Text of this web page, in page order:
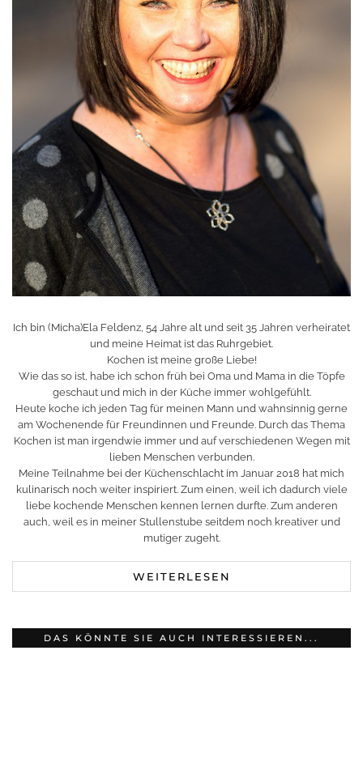
Ich bin (Micha)Ela Feldenz, 54 Jahre alt und seit 35 Jahren verheiratet
und meine Heimat ist das Ruhrgebiet.
Kochen ist meine große Liebe!
Wie das so ist, habe ich schon früh bei Oma und Mama in die Töpfe
geschaut und mich in der Küche immer wohlgefühlt.
Heute koche ich jeden Tag für meinen Mann und wahnsinnig gerne
am Wochenende für Freundinnen und Freunde. Durch das Thema
Kochen ist man irgendwie immer und auf verschiedenen Wegen mit
lieben Menschen verbunden.
Meine Teilnahme bei der Küchenschlacht im Januar 2018 hat mich
kulinarisch noch weiter inspiriert. Zum einen, weil ich dadurch viele
liebe kochende Menschen kennen lernen durfte. Zum anderen
auch, weil es in meiner Stullenstube seitdem noch kreativer und
mutiger zugeht.
WEITERLESEN
DAS KÖNNTE SIE AUCH INTERESSIEREN...